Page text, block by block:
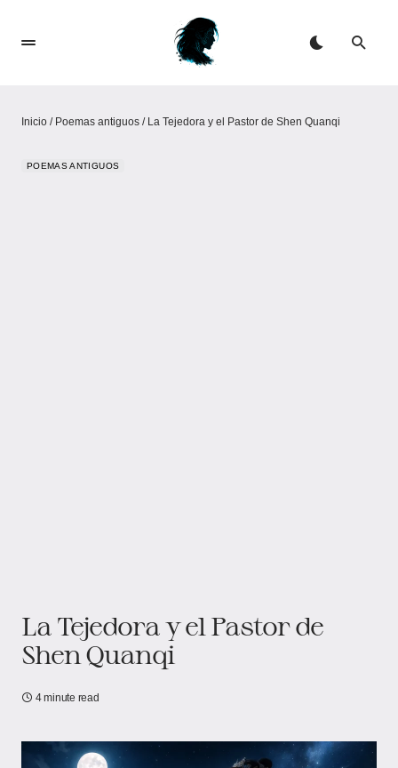
Inicio / Poemas antiguos / La Tejedora y el Pastor de Shen Quanqi
POEMAS ANTIGUOS
La Tejedora y el Pastor de
Shen Quanqi
4 minute read